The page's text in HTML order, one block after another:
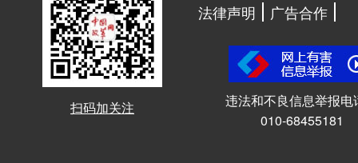
扫码加关注
法律声明
广告合作
违法和不良信息举报电
010-68455181